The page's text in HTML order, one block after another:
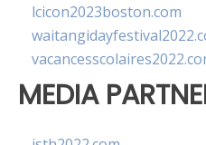
lcicon2023boston.com
MEDIA